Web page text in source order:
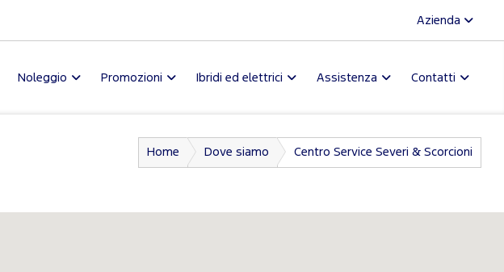
Azienda
Noleggio Promozioni Ibridi ed elettrici Assistenza Contatti
Home Dove siamo Centro Service Severi & Scorcioni